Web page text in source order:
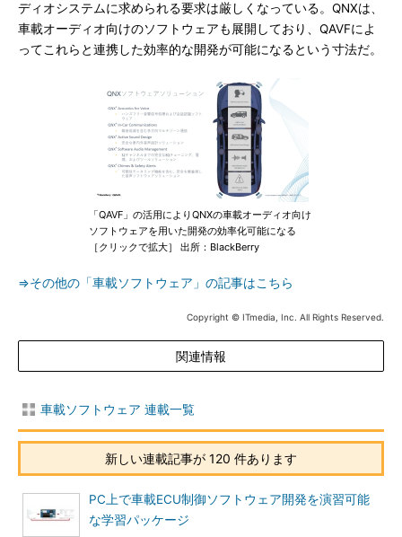
ディオシステムに求められる要求は厳しくなっている。QNXは、
車載オーディオ向けのソフトウェアも展開しており、QAVFによ
ってこれらと連携した効率的な開発が可能になるという寸法だ。
「QAVF」の活用によりQNXの車載オーディオ向け
ソフトウェアを用いた開発の効率化可能になる
［クリックで拡大］ 出所：BlackBerry
⇒その他の「車載ソフトウェア」の記事はこちら
Copyright © ITmedia, Inc. All Rights Reserved.
関連情報
車載ソフトウェア 連載一覧
新しい連載記事が 120 件あります
PC上で車載ECU制御ソフトウェア開発を演習可能
な学習パッケージ